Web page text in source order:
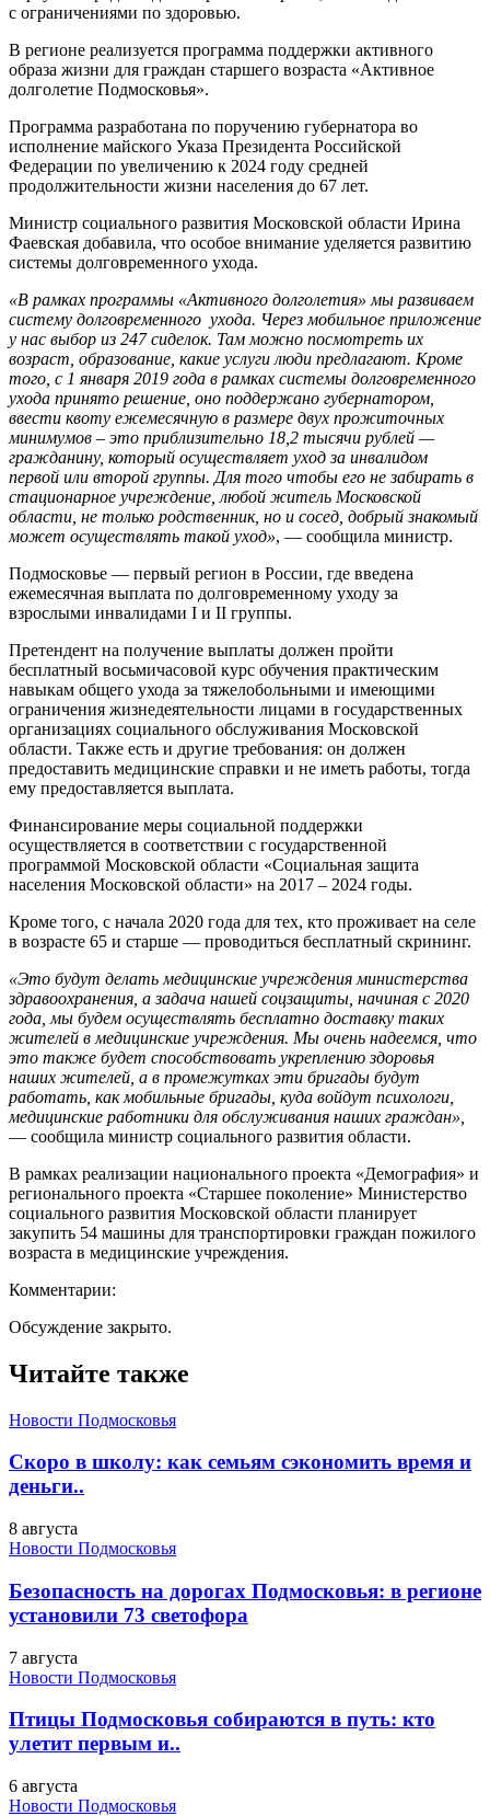
с ограничениями по здоровью.
В регионе реализуется программа поддержки активного
образа жизни для граждан старшего возраста «Активное
долголетие Подмосковья».
Программа разработана по поручению губернатора во
исполнение майского Указа Президента Российской
Федерации по увеличению к 2024 году средней
продолжительности жизни населения до 67 лет.
Министр социального развития Московской области Ирина
Фаевская добавила, что особое внимание уделяется развитию
системы долговременного ухода.
«В рамках программы «Активного долголетия» мы развиваем
систему долговременного ухода. Через мобильное приложение
у нас выбор из 247 сиделок. Там можно посмотреть их
возраст, образование, какие услуги люди предлагают. Кроме
того, с 1 января 2019 года в рамках системы долговременного
ухода принято решение, оно поддержано губернатором,
ввести квоту ежемесячную в размере двух прожиточных
минимумов – это приблизительно 18,2 тысячи рублей —
гражданину, который осуществляет уход за инвалидом
первой или второй группы. Для того чтобы его не забирать в
стационарное учреждение, любой житель Московской
области, не только родственник, но и сосед, добрый знакомый
может осуществлять такой уход», — сообщила министр.
Подмосковье — первый регион в России, где введена
ежемесячная выплата по долговременному уходу за
взрослыми инвалидами I и II группы.
Претендент на получение выплаты должен пройти
бесплатный восьмичасовой курс обучения практическим
навыкам общего ухода за тяжелобольными и имеющими
ограничения жизнедеятельности лицами в государственных
организациях социального обслуживания Московской
области. Также есть и другие требования: он должен
предоставить медицинские справки и не иметь работы, тогда
ему предоставляется выплата.
Финансирование меры социальной поддержки
осуществляется в соответствии с государственной
программой Московской области «Социальная защита
населения Московской области» на 2017 – 2024 годы.
Кроме того, с начала 2020 года для тех, кто проживает на селе
в возрасте 65 и старше — проводиться бесплатный скрининг.
«Это будут делать медицинские учреждения министерства
здравоохранения, а задача нашей соцзащиты, начиная с 2020
года, мы будем осуществлять бесплатно доставку таких
жителей в медицинские учреждения. Мы очень надеемся, что
это также будет способствовать укреплению здоровья
наших жителей, а в промежутках эти бригады будут
работать, как мобильные бригады, куда войдут психологи,
медицинские работники для обслуживания наших граждан»,
— сообщила министр социального развития области.
В рамках реализации национального проекта «Демография» и
регионального проекта «Старшее поколение» Министерство
социального развития Московской области планирует
закупить 54 машины для транспортировки граждан пожилого
возраста в медицинские учреждения.
Комментарии:
Обсуждение закрыто.
Читайте также
Новости Подмосковья
Скоро в школу: как семьям сэкономить время и
деньги..
8 августа
Новости Подмосковья
Безопасность на дорогах Подмосковья: в регионе
установили 73 светофора
7 августа
Новости Подмосковья
Птицы Подмосковья собираются в путь: кто
улетит первым и..
6 августа
Новости Подмосковья